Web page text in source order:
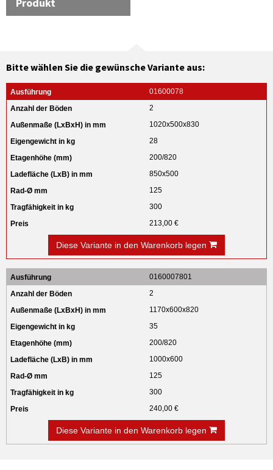
Bitte wählen Sie die gewünsche Variante aus:
01600078
2
1020x500x830
28
200/820
850x500
125
300
213,00 €
Diese Variante in den Warenkorb legen
0160007801
2
1170x600x820
35
200/820
1000x600
125
300
240,00 €
Diese Variante in den Warenkorb legen